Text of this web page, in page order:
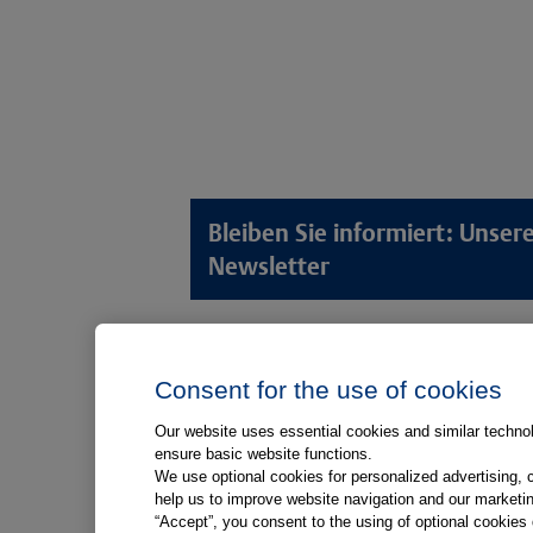
Bleiben Sie informiert:
Newsletter
Anamnese von Patient*innen
Aufnahme von Patient*innen
Aufklärung von Patient*innen
Kliniken
Digitale
Consent for the use of cookies
Our website uses essential cookies and similar
ensure basic website functions.
We use optional cookies for personalized
help us to improve website navigation and our
“Accept”, you consent to the using of optional